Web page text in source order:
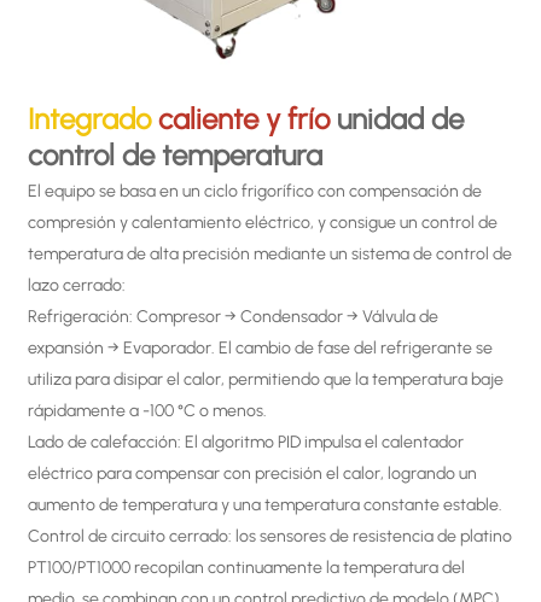
Integradocaliente y frío unidad de
control de temperatura
El equipo se basa en un ciclo frigorífico con compensación de
compresión y calentamiento eléctrico, y consigue un control de
temperatura de alta precisión mediante un sistema de control de
lazo cerrado:
Refrigeración: Compresor → Condensador → Válvula de
expansión → Evaporador. El cambio de fase del refrigerante se
utiliza para disipar el calor, permitiendo que la temperatura baje
rápidamente a -100 °C o menos.
Lado de calefacción: El algoritmo PID impulsa el calentador
eléctrico para compensar con precisión el calor, logrando un
aumento de temperatura y una temperatura constante estable.
Control de circuito cerrado: los sensores de resistencia de platino
PT100/PT1000 recopilan continuamente la temperatura del